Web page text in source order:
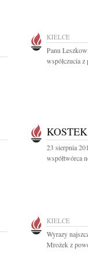
KIELCE
Panu
współczucia
23 sierpnia
współtwórca
KIELCE
Wyrazy
Mrożek z